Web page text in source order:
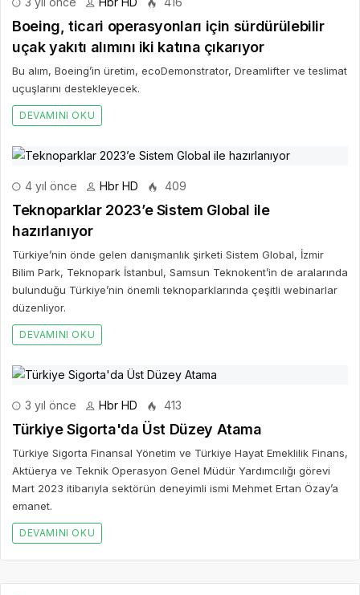
Boeing, ticari operasyonları için sürdürülebilir
uçak yakıtı alımını iki katına çıkarıyor
Bu alım, Boeing’in üretim, ecoDemonstrator, Dreamlifter ve teslimat
uçuşlarını destekleyecek.
DEVAMINI OKU
4 yıl önce Hbr HD 409
Teknoparklar 2023’e Sistem Global ile
hazırlanıyor
Türkiye’nin önde gelen danışmanlık şirketi Sistem Global, İzmir
Bilim Park, Teknopark İstanbul, Samsun Teknokent’in de aralarında
bulunduğu Türkiye’nin önemli teknoparklarında çeşitli webinarlar
düzenliyor.
DEVAMINI OKU
3 yıl önce Hbr HD 413
Türkiye Sigorta'da Üst Düzey Atama
Türkiye Sigorta Finansal Yönetim ve Türkiye Hayat Emeklilik Finans,
Aktüerya ve Teknik Operasyon Genel Müdür Yardımcılığı görevi
Mart 2023 itibarıyla sektörün deneyimli ismi Mehmet Ertan Özay’a
emanet.
DEVAMINI OKU